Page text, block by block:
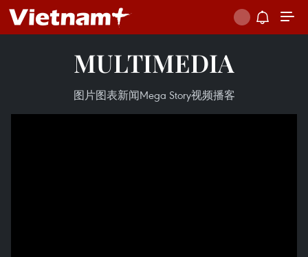
MULTIMEDIA
图片图表新闻Mega Story视频播客